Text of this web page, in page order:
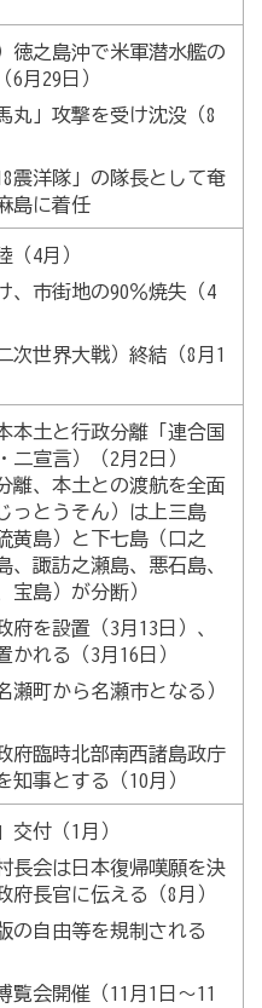
徳之島沖で米軍潜水艦の
6月29日）
丸」攻撃を受け沈没（8
震洋隊」の隊長として奄
島に着任
（4月）
、市街地の90％焼失（4
次世界大戦）終結（8月1
本土と行政分離「連合国
二宣言）（2月2日）
離、本土との渡航を全面
っとうそん）は上三島
黄島）と下七島（口之
、諏訪之瀬島、悪石島、
宝島）が分断）
府を設置（3月13日）、
かれる（3月16日）
瀬町から名瀬市となる）
府臨時北部南西諸島政庁
知事とする（10月）
交付（1月）
長会は日本復帰嘆願を決
府長官に伝える（8月）
の自由等を規制される
覧会開催（11月1日～11